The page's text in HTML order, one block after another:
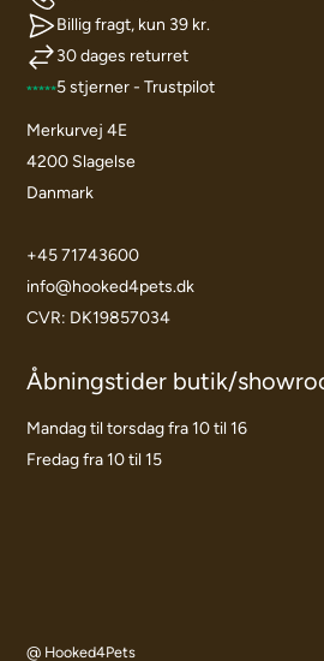
Billig fragt, kun 39 kr.
30 dages returret
5 stjerner - Trustpilot
Merkurvej 4E
4200 Slagelse
Danmark
+45 71743600
info@hooked4pets.dk
CVR: DK19857034
Åbningstider butik/
Mandag til torsdag fra 10 til 16
Fredag fra 10 til 15
@ Hooked4Pets